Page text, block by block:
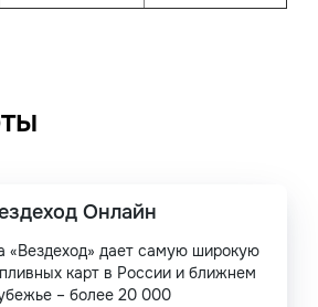
Онлайн
«Вездеход» дает самую широкую
карт в России и ближнем
– более 20 000